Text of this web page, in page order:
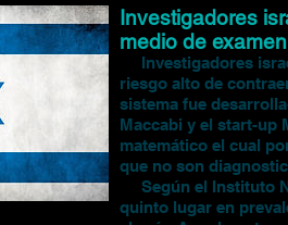
Investigadores
medio de
Investigadores
riesgo alto de
sistema fue
Maccabi y el start-up
matemático el cual
que no son
Según el Instituto
quinto lugar en